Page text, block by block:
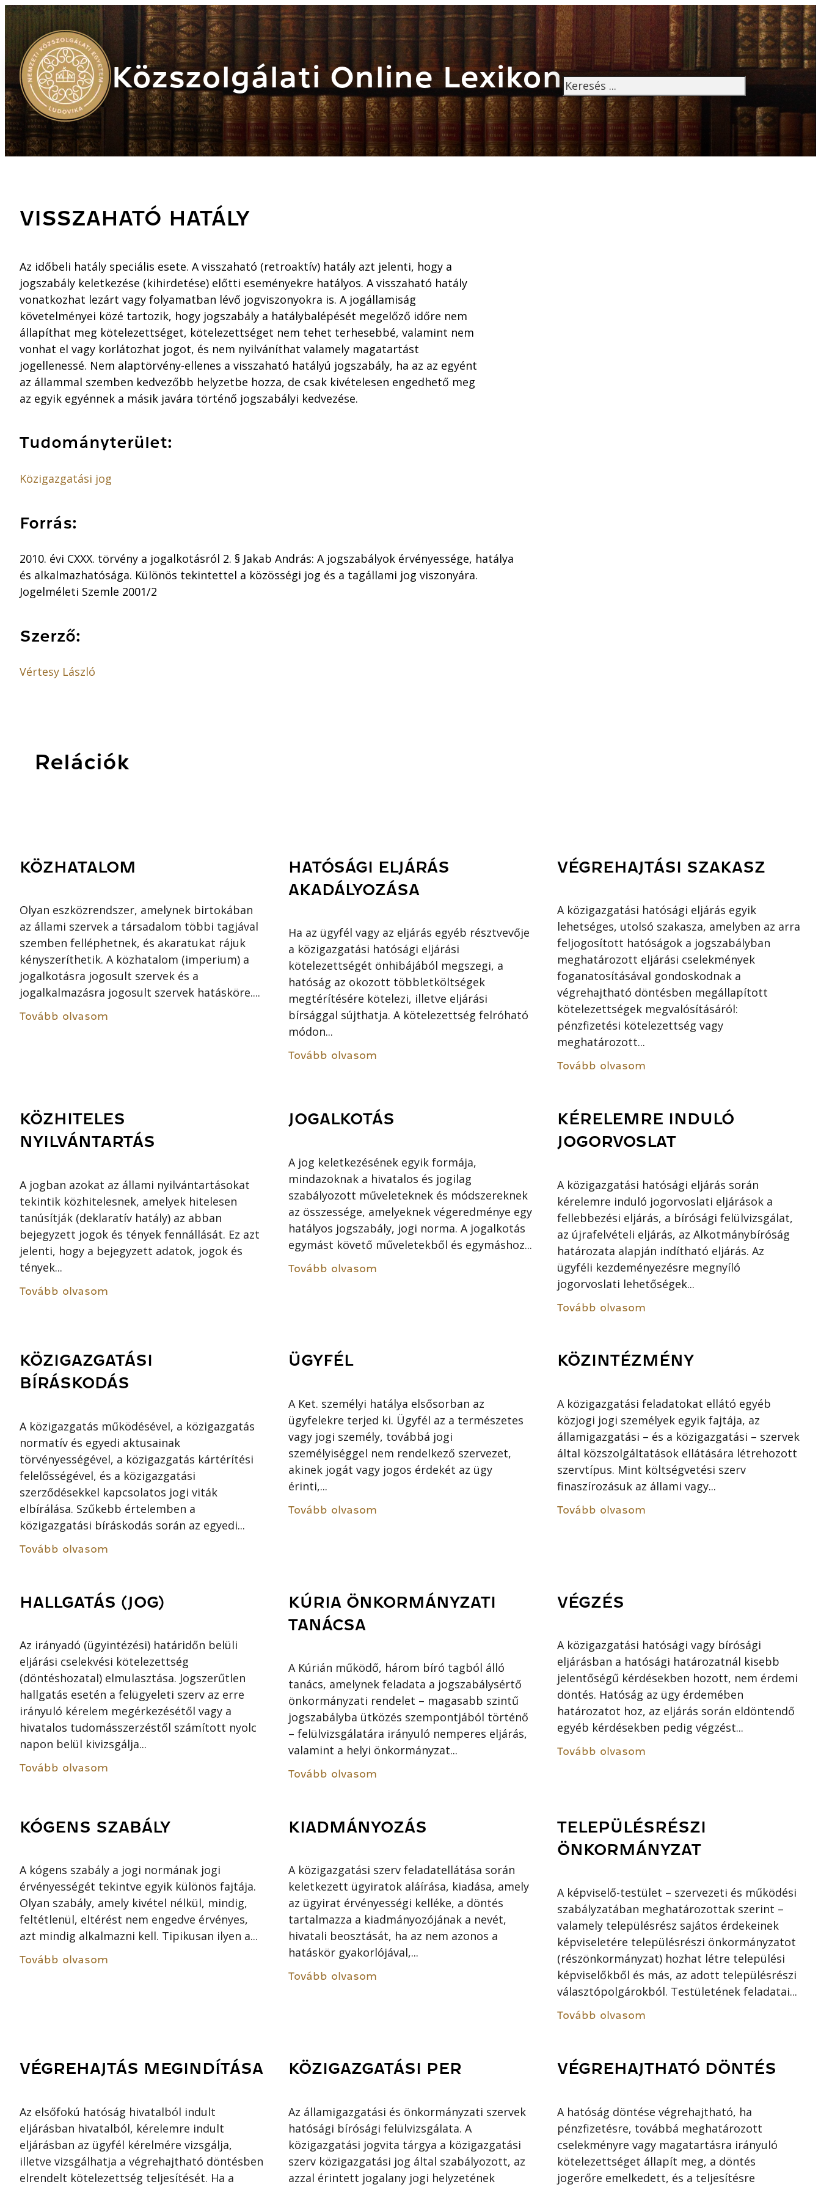
Közszolgálati Online Lexikon Keresés
VISSZAHATÓ HATÁLY
Az időbeli hatály speciális esete. A visszaható (retroaktív) hatály azt jelenti, hogy a
jogszabály keletkezése (kihirdetése) előtti eseményekre hatályos. A visszaható hatály
vonatkozhat lezárt vagy folyamatban lévő jogviszonyokra is. A jogállamiság
követelményei közé tartozik, hogy jogszabály a hatálybalépését megelőző időre nem
állapíthat meg kötelezettséget, kötelezettséget nem tehet terhesebbé, valamint nem
vonhat el vagy korlátozhat jogot, és nem nyilváníthat valamely magatartást
jogellenessé. Nem alaptörvény-ellenes a visszaható hatályú jogszabály, ha az az egyént
az állammal szemben kedvezőbb helyzetbe hozza, de csak kivételesen engedhető meg
az egyik egyénnek a másik javára történő jogszabályi kedvezése.
Tudományterület:
Közigazgatási jog
Forrás:
2010. évi CXXX. törvény a jogalkotásról 2. § Jakab András: A jogszabályok érvényessége, hatálya
és alkalmazhatósága. Különös tekintettel a közösségi jog és a tagállami jog viszonyára.
Jogelméleti Szemle 2001/2
Szerző:
Vértesy László
Relációk
KÖZHATALOM
Olyan eszközrendszer, amelynek birtokában
az állami szervek a társadalom többi tagjával
szemben felléphetnek, és akaratukat rájuk
kényszeríthetik. A közhatalom (imperium) a
jogalkotásra jogosult szervek és a
jogalkalmazásra jogosult szervek hatásköre....
Tovább olvasom
HATÓSÁGI ELJÁRÁS
AKADÁLYOZÁSA
Ha az ügyfél vagy az eljárás egyéb résztvevője
a közigazgatási hatósági eljárási
kötelezettségét önhibájából megszegi, a
hatóság az okozott többletköltségek
megtérítésére kötelezi, illetve eljárási
bírsággal sújthatja. A kötelezettség felróható
módon...
Tovább olvasom
VÉGREHAJTÁSI SZAKASZ
A közigazgatási hatósági eljárás egyik
lehetséges, utolsó szakasza, amelyben az arra
feljogosított hatóságok a jogszabályban
meghatározott eljárási cselekmények
foganatosításával gondoskodnak a
végrehajtható döntésben megállapított
kötelezettségek megvalósításáról:
pénzfizetési kötelezettség vagy
meghatározott...
Tovább olvasom
KÖZHITELES
NYILVÁNTARTÁS
A jogban azokat az állami nyilvántartásokat
tekintik közhitelesnek, amelyek hitelesen
tanúsítják (deklaratív hatály) az abban
bejegyzett jogok és tények fennállását. Ez azt
jelenti, hogy a bejegyzett adatok, jogok és
tények...
Tovább olvasom
JOGALKOTÁS
A jog keletkezésének egyik formája,
mindazoknak a hivatalos és jogilag
szabályozott műveleteknek és módszereknek
az összessége, amelyeknek végeredménye egy
hatályos jogszabály, jogi norma. A jogalkotás
egymást követő műveletekből és egymáshoz...
Tovább olvasom
KÉRELEMRE INDULÓ
JOGORVOSLAT
A közigazgatási hatósági eljárás során
kérelemre induló jogorvoslati eljárások a
fellebbezési eljárás, a bírósági felülvizsgálat,
az újrafelvételi eljárás, az Alkotmánybíróság
határozata alapján indítható eljárás. Az
ügyféli kezdeményezésre megnyíló
jogorvoslati lehetőségek...
Tovább olvasom
KÖZIGAZGATÁSI
BÍRÁSKODÁS
A közigazgatás működésével, a közigazgatás
normatív és egyedi aktusainak
törvényességével, a közigazgatás kártérítési
felelősségével, és a közigazgatási
szerződésekkel kapcsolatos jogi viták
elbírálása. Szűkebb értelemben a
közigazgatási bíráskodás során az egyedi...
Tovább olvasom
ÜGYFÉL
A Ket. személyi hatálya elsősorban az
ügyfelekre terjed ki. Ügyfél az a természetes
vagy jogi személy, továbbá jogi
személyiséggel nem rendelkező szervezet,
akinek jogát vagy jogos érdekét az ügy
érinti,...
Tovább olvasom
KÖZINTÉZMÉNY
A közigazgatási feladatokat ellátó egyéb
közjogi jogi személyek egyik fajtája, az
államigazgatási – és a közigazgatási – szervek
által közszolgáltatások ellátására létrehozott
szervtípus. Mint költségvetési szerv
finaszírozásuk az állami vagy...
Tovább olvasom
HALLGATÁS (JOG)
Az irányadó (ügyintézési) határidőn belüli
eljárási cselekvési kötelezettség
(döntéshozatal) elmulasztása. Jogszerűtlen
hallgatás esetén a felügyeleti szerv az erre
irányuló kérelem megérkezésétől vagy a
hivatalos tudomásszerzéstől számított nyolc
napon belül kivizsgálja...
Tovább olvasom
KÚRIA ÖNKORMÁNYZATI
TANÁCSA
A Kúrián működő, három bíró tagból álló
tanács, amelynek feladata a jogszabálysértő
önkormányzati rendelet – magasabb szintű
jogszabályba ütközés szempontjából történő
– felülvizsgálatára irányuló nemperes eljárás,
valamint a helyi önkormányzat...
Tovább olvasom
VÉGZÉS
A közigazgatási hatósági vagy bírósági
eljárásban a hatósági határozatnál kisebb
jelentőségű kérdésekben hozott, nem érdemi
döntés. Hatóság az ügy érdemében
határozatot hoz, az eljárás során eldöntendő
egyéb kérdésekben pedig végzést...
Tovább olvasom
KÓGENS SZABÁLY
A kógens szabály a jogi normának jogi
érvényességét tekintve egyik különös fajtája.
Olyan szabály, amely kivétel nélkül, mindig,
feltétlenül, eltérést nem engedve érvényes,
azt mindig alkalmazni kell. Tipikusan ilyen a...
Tovább olvasom
KIADMÁNYOZÁS
A közigazgatási szerv feladatellátása során
keletkezett ügyiratok aláírása, kiadása, amely
az ügyirat érvényességi kelléke, a döntés
tartalmazza a kiadmányozójának a nevét,
hivatali beosztását, ha az nem azonos a
hatáskör gyakorlójával,...
Tovább olvasom
TELEPÜLÉSRÉSZI
ÖNKORMÁNYZAT
A képviselő-testület – szervezeti és működési
szabályzatában meghatározottak szerint –
valamely településrész sajátos érdekeinek
képviseletére településrészi önkormányzatot
(részönkormányzat) hozhat létre települési
képviselőkből és más, az adott településrészi
választópolgárokból. Testületének feladatai...
Tovább olvasom
VÉGREHAJTÁS MEGINDÍTÁSA
Az elsőfokú hatóság hivatalból indult
eljárásban hivatalból, kérelemre indult
eljárásban az ügyfél kérelmére vizsgálja,
illetve vizsgálhatja a végrehajtható döntésben
elrendelt kötelezettség teljesítését. Ha a
KÖZIGAZGATÁSI PER
Az államigazgatási és önkormányzati szervek
hatósági bírósági felülvizsgálata. A
közigazgatási jogvita tárgya a közigazgatási
szerv közigazgatási jog által szabályozott, az
azzal érintett jogalany jogi helyzetének
VÉGREHAJTHATÓ DÖNTÉS
A hatóság döntése végrehajtható, ha
pénzfizetésre, továbbá meghatározott
cselekményre vagy magatartásra irányuló
kötelezettséget állapít meg, a döntés
jogerőre emelkedett, és a teljesítésre